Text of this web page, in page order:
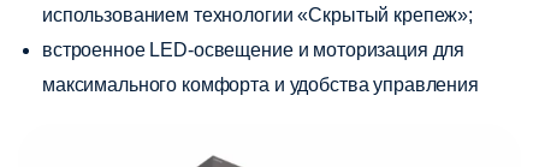
использованием технологии «Скрытый крепеж»;
встроенное LED-освещение и моторизация для
максимального комфорта и удобства управления